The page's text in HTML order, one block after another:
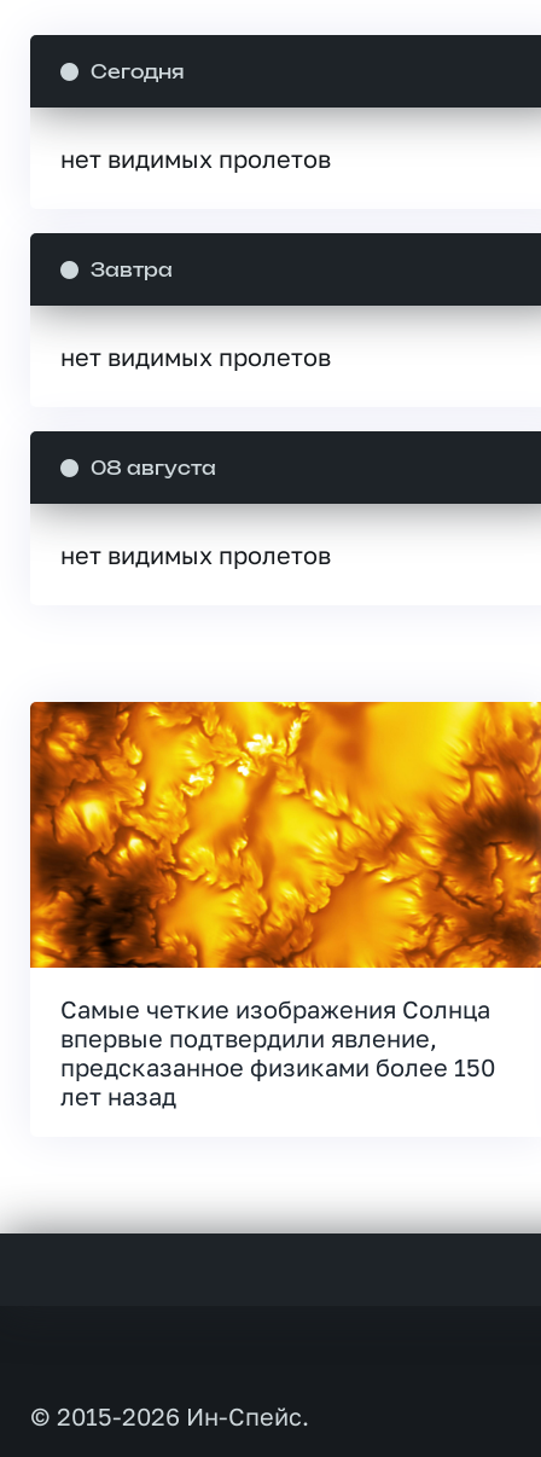
Сегодня
нет видимых пролетов
Завтра
нет видимых пролетов
08 августа
нет видимых пролетов
Самые четкие изображения Солнца
впервые подтвердили явление,
предсказанное физиками более 150
лет назад
© 2015-2026 Ин-Спейс.